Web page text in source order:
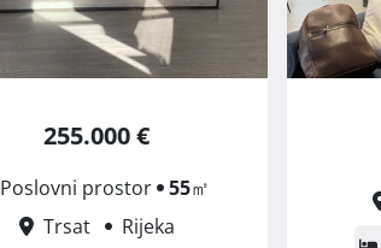
255.000 €
Poslovni prostor 55㎡
Trsat
Rijeka